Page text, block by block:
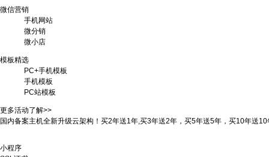
微信营销
手机网站
微分销
微小店
模板精选
PC+手机模板
手机模板
PC站模板
更多活动了解>>
VPS/云主机！买2年送8个月,买5年送30个月，就是这么给力！
我网站受攻击？买防DDOS高防服务器！抗DDOS攻击！！
国内备案主机全新升级云架构！买2年送1年,买3年送2年，买5年送5年，买10年送10
VPS/云主机！买2年送8个月,买5年送30个月，就是这么给力！
小程序